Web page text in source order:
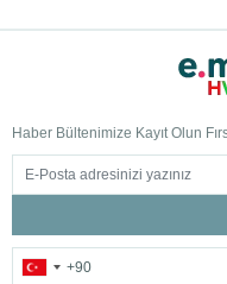
Haber Bültenimize Kayıt Olun